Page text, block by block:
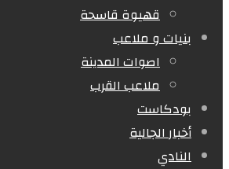
قهيوة قاسحة
بنيات و ملاعب
اصوات المدينة
ملاعب القرب
بودكاست
أخبار الجالية
النادي